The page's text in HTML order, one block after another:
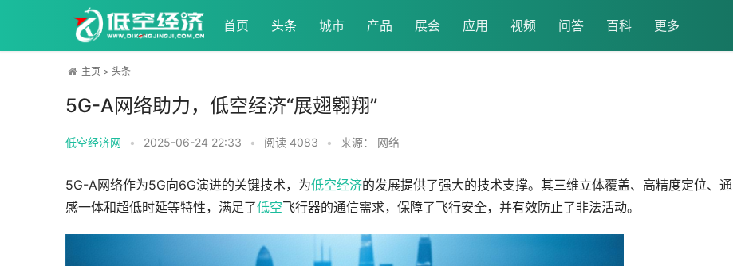
首页 头条 城市 产品 展会 应用 视频 问答 百科 更多
主页 > 头条
5G-A网络助力，低空经济“展翅翱翔”
低空经济网 • 2025-06-24 22:33 • 阅读 4083 • 来源： 网络
5G-A网络作为5G向6G演进的关键技术，为低空经济的发展提供了强大的技术支撑。其三维立体覆盖、高精度定位、通
感一体和超低时延等特性，满足了低空飞行器的通信需求，保障了飞行安全，并有效防止了非法活动。